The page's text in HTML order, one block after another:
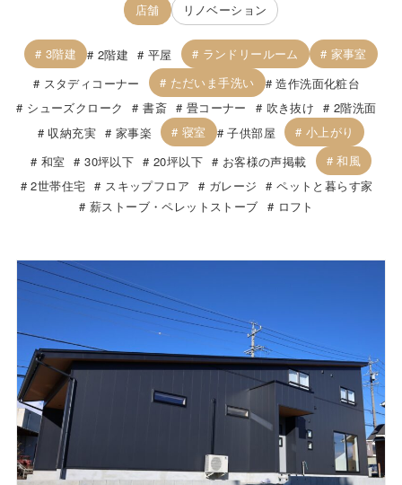
店舗
リノベーション
3階建 2階建 平屋 ランドリールーム
家事室
スタディコーナー
ただいま手洗い
造作洗面化粧台
シューズクローク
書斎 畳コーナー 吹き抜け
2階洗面
収納充実
家事楽 寝室 子供部屋
小上がり
和室
30坪以下 20坪以下 お客様の声掲載
和風
2世帯住宅
スキップフロア ガレージ
ペットと暮らす家
薪ストーブ・ペレットストーブ
ロフト